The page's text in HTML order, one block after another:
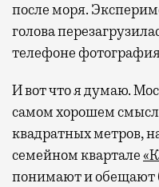
после моря.
голова
телефоне
И вот что я думаю.
самом хорошем
квадратных метров,
семейном квартале
понимают и обещают